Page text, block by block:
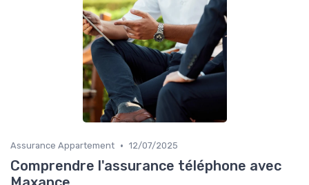
Assurance Appartement • 12/07/2025
Comprendre l'assurance téléphone avec